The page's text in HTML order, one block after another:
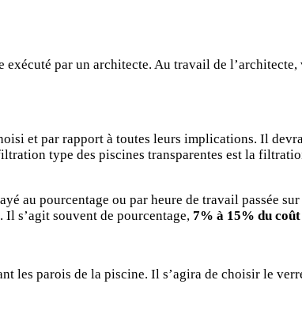
par un architecte. Au travail de
et par rapport à toutes leurs implications. Il
type des piscines transparentes est la
au pourcentage ou par heure de travail passée
s’agit souvent de pourcentage, 7% à 15% du
les parois de la piscine. Il s’agira de choisir le